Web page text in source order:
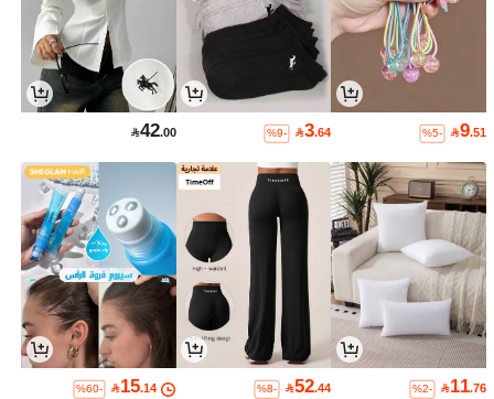
9.51
%5-
3.64
%9-
42.00
11.76
%2-
52.44
%8-
15.14
%60-